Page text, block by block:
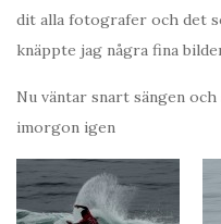
dit alla fotografer och det
knäppte jag några fina
Nu väntar snart sängen
imorgon igen